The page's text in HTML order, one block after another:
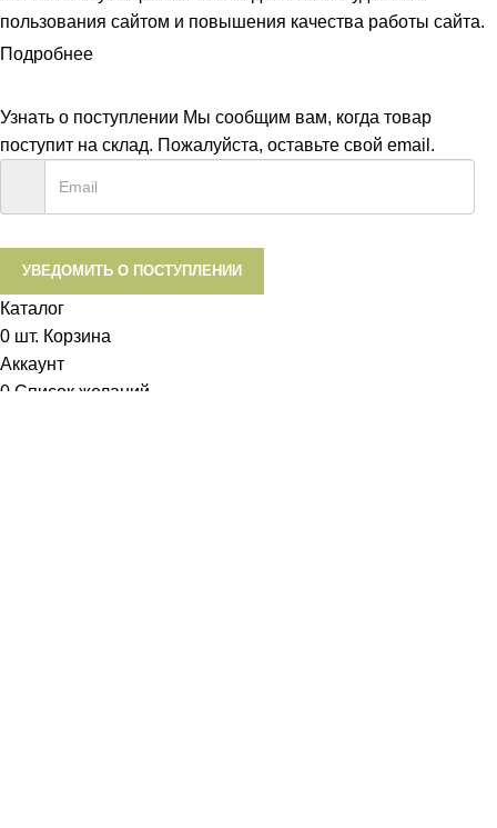
пользования сайтом и повышения качества работы сайта.
Подробнее
Узнать о поступлении Мы сообщим вам, когда товар
поступит на склад. Пожалуйста, оставьте свой email.
УВЕДОМИТЬ О ПОСТУПЛЕНИИ
Каталог
0 шт. Корзина
Аккаунт
0 Список желаний